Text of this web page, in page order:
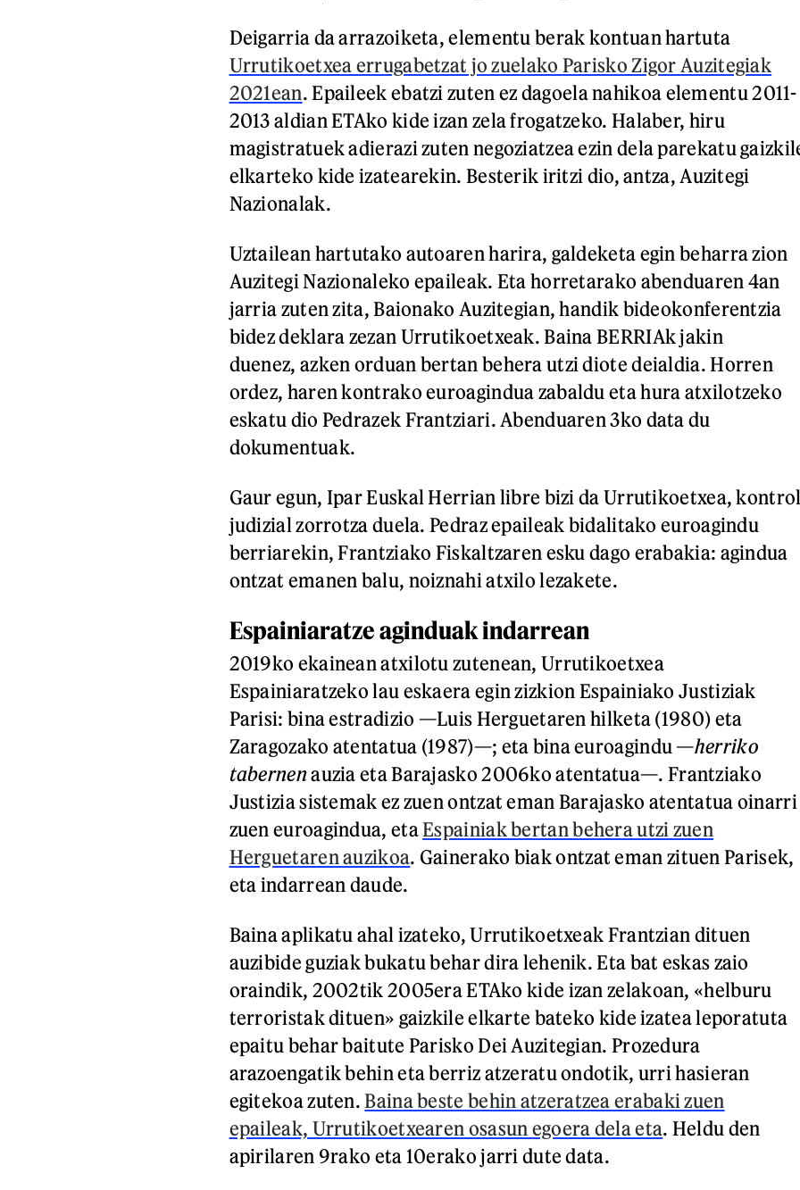
Deigarria da arrazoiketa, elementu berak kontuan hartuta
Urrutikoetxea errugabetzat jo zuelako Parisko Zigor Auzitegiak
2021ean. Epaileek ebatzi zuten ez dagoela nahikoa elementu 2011-
2013 aldian ETAko kide izan zela frogatzeko. Halaber, hiru
magistratuek adierazi zuten negoziatzea ezin dela parekatu
elkarteko kide izatearekin. Besterik iritzi dio, antza, Auzitegi
Nazionalak.
Uztailean hartutako autoaren harira, galdeketa egin beharra zion
Auzitegi Nazionaleko epaileak. Eta horretarako abenduaren 4an
jarria zuten zita, Baionako Auzitegian, handik bideokonferentzia
bidez deklara zezan Urrutikoetxeak. Baina BERRIAk jakin
duenez, azken orduan bertan behera utzi diote deialdia. Horren
ordez, haren kontrako euroagindua zabaldu eta hura atxilotzeko
eskatu dio Pedrazek Frantziari. Abenduaren 3ko data du
dokumentuak.
Gaur egun, Ipar Euskal Herrian libre bizi da Urrutikoetxea, kontrol
judizial zorrotza duela. Pedraz epaileak bidalitako euroagindu
berriarekin, Frantziako Fiskaltzaren esku dago erabakia: agindua
ontzat emanen balu, noiznahi atxilo lezakete.
Espainiaratze aginduak indarrean
2019ko ekainean atxilotu zutenean, Urrutikoetxea
Espainiaratzeko lau eskaera egin zizkion Espainiako Justiziak
Parisi: bina estradizio —Luis Herguetaren hilketa (1980) eta
Zaragozako atentatua (1987)—; eta bina euroagindu —herriko
tabernenauzia eta Barajasko 2006ko atentatua—. Frantziako
Justizia sistemak ez zuen ontzat eman Barajasko atentatua oinarri
zuen euroagindua, etaEspainiak bertan behera utzi zuen
Herguetaren auzikoa. Gainerako biak ontzat eman zituen Parisek,
eta indarrean daude.
Baina aplikatu ahal izateko, Urrutikoetxeak Frantzian dituen
auzibide guziak bukatu behar dira lehenik. Eta bat eskas zaio
oraindik, 2002tik 2005era ETAko kide izan zelakoan, «helburu
terroristak dituen» gaizkile elkarte bateko kide izatea leporatuta
epaitu behar baitute Parisko Dei Auzitegian. Prozedura
arazoengatik behin eta berriz atzeratu ondotik, urri hasieran
egitekoa zuten.Baina beste behin atzeratzea erabaki zuen
epaileak, Urrutikoetxearen osasun egoera dela eta. Heldu den
apirilaren 9rako eta 10erako jarri dute data.